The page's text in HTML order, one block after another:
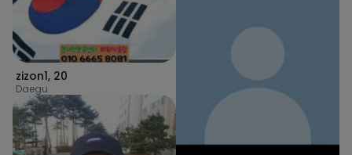
zizon1, 20
Daegu